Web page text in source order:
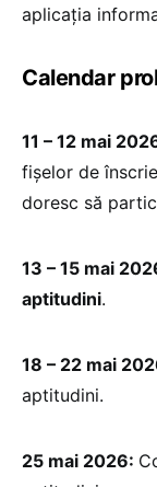
aplicația
Calendar
11 – 12 mai
fişelor de
doresc să
13 – 15 mai
aptitudini.
18 – 22 mai
aptitudini.
25 mai 2026: